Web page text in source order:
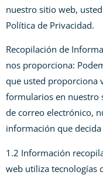
nuestro sitio web,
Política de Privacidad.
Recopilación de
nos proporciona:
que usted proporciona
formularios en nuestro
de correo electrónico,
información que
1.2 Información
web utiliza tecnologías